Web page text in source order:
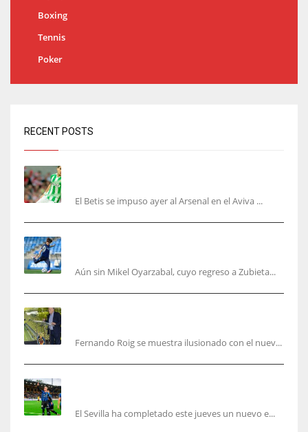
Boxing
Tennis
Poker
RECENT POSTS
El Betis se impuso ayer al Arsenal en el Aviva ...
Aún sin Mikel Oyarzabal, cuyo regreso a Zubieta...
Fernando Roig se muestra ilusionado con el nuev...
El Sevilla ha completado este jueves un nuevo e...